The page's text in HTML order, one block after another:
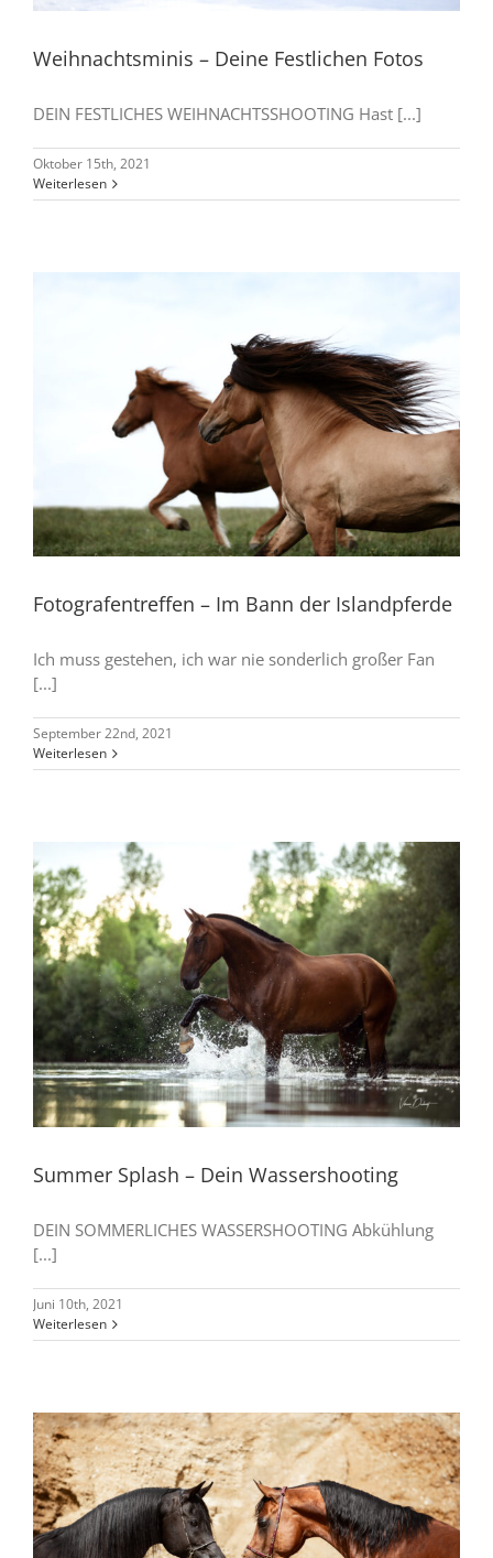
Weihnachtsminis – Deine Festlichen Fotos
DEIN FESTLICHES WEIHNACHTSSHOOTING Hast [...]
Oktober 15th, 2021
Weiterlesen
Fotografentreffen – Im Bann der Islandpferde
Ich muss gestehen, ich war nie sonderlich großer Fan
[...]
September 22nd, 2021
Weiterlesen
Summer Splash – Dein Wassershooting
DEIN SOMMERLICHES WASSERSHOOTING Abkühlung
[...]
Juni 10th, 2021
Weiterlesen